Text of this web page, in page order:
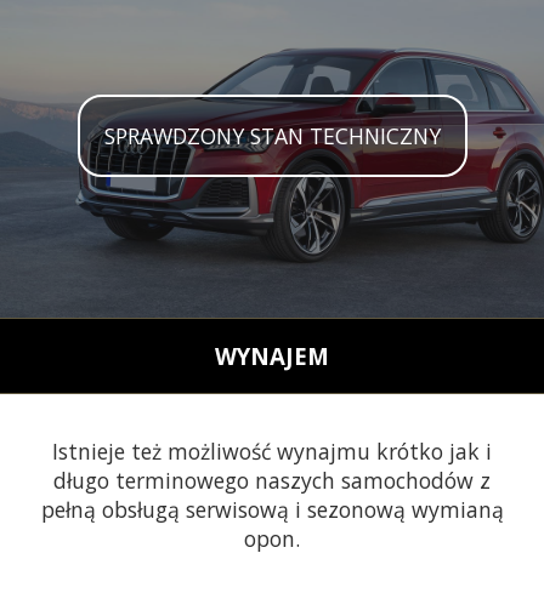
SPRAWDZONY STAN TECHNICZNY
WYNAJEM
Istnieje też możliwość wynajmu krótko jak i
długo terminowego naszych samochodów z
pełną obsługą serwisową i sezonową wymianą
opon.